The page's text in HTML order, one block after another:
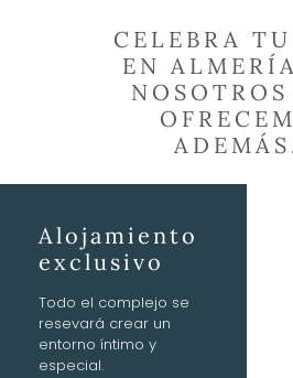
CELEBRA
EN
Alojamiento
exclusivo
Todo el complejo se
resevará crear un
entorno íntimo y
especial.